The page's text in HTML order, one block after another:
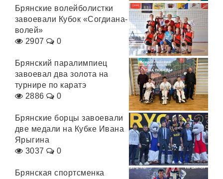
Брянские волейболистки
завоевали Кубок «Согдиана-
волей»
2907
0
Брянский паралимпиец
завоевал два золота на
турнире по каратэ
2886
0
Брянские борцы завоевали
две медали на Кубке Ивана
Ярыгина
3037
0
Брянская спортсменка